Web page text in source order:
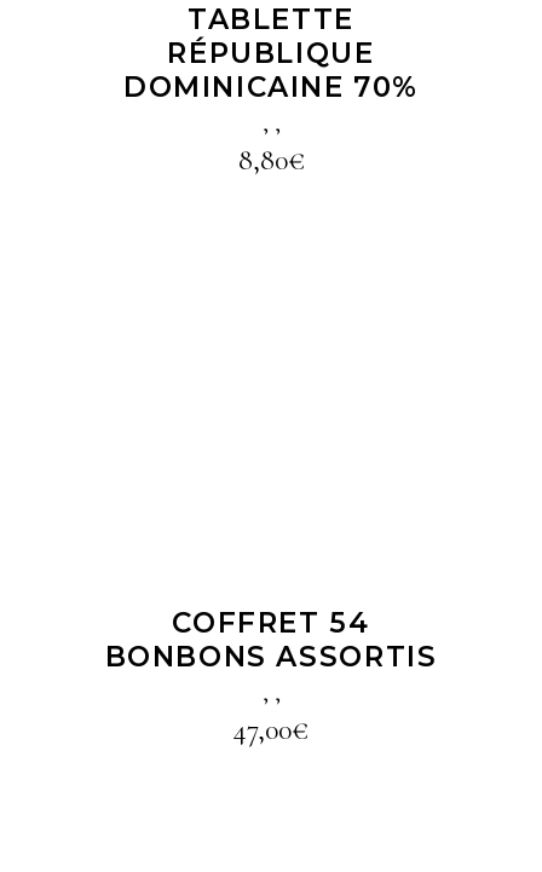
TABLETTE
RÉPUBLIQUE
DOMINICAINE 70%
, ,
8,80€
COFFRET 54
BONBONS ASSORTIS
, ,
47,00€